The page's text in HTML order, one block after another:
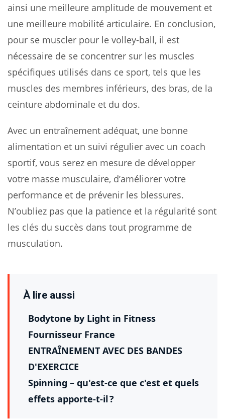
ainsi une meilleure amplitude de mouvement et
une meilleure mobilité articulaire. En conclusion,
pour se muscler pour le volley-ball, il est
nécessaire de se concentrer sur les muscles
spécifiques utilisés dans ce sport, tels que les
muscles des membres inférieurs, des bras, de la
ceinture abdominale et du dos.
Avec un entraînement adéquat, une bonne
alimentation et un suivi régulier avec un coach
sportif, vous serez en mesure de développer
votre masse musculaire, d’améliorer votre
performance et de prévenir les blessures.
N’oubliez pas que la patience et la régularité sont
les clés du succès dans tout programme de
musculation.
À lire aussi
Bodytone by Light in Fitness
Fournisseur France
ENTRAÎNEMENT AVEC DES BANDES
D'EXERCICE
Spinning – qu'est-ce que c'est et quels
effets apporte-t-il ?